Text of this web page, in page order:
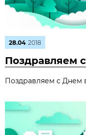
28.04 2018
Поздравляем
Поздравляем с Днем